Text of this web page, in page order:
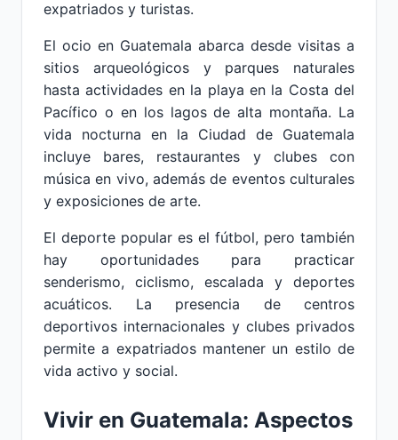
expatriados y turistas.
El ocio en Guatemala abarca desde visitas a
sitios arqueológicos y parques naturales
hasta actividades en la playa en la Costa del
Pacífico o en los lagos de alta montaña. La
vida nocturna en la Ciudad de Guatemala
incluye bares, restaurantes y clubes con
música en vivo, además de eventos culturales
y exposiciones de arte.
El deporte popular es el fútbol, pero también
hay oportunidades para practicar
senderismo, ciclismo, escalada y deportes
acuáticos. La presencia de centros
deportivos internacionales y clubes privados
permite a expatriados mantener un estilo de
vida activo y social.
Vivir en Guatemala: Aspectos